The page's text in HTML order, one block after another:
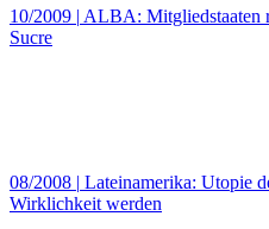
10/2009 | ALBA: Mitgliedstaaten
Sucre
08/2008 | Lateinamerika: Utopie
Wirklichkeit werden